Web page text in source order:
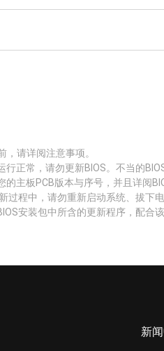
，请详阅注意事项。
行正常，请勿更新BIOS。不当的
的主板PCB版本与序号，并且详阅
过程中，请勿重新启动系统、拔下
安装包中所含的更新程序，配合
新